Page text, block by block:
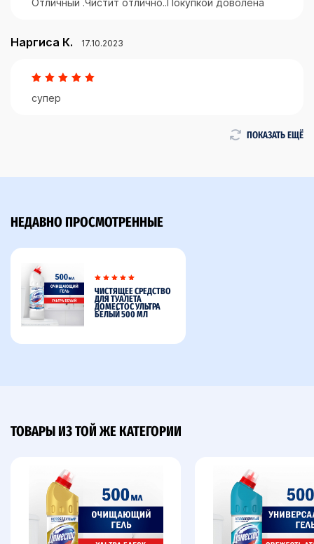
Отличный .Чистит отлично..Покупкой доволена
Наргиса К. 17.10.2023
супер
ПОКАЗАТЬ ЕЩЁ
НЕДАВНО ПРОСМОТРЕННЫЕ
ЧИСТЯЩЕЕ СРЕДСТВО
ДЛЯ ТУАЛЕТА
ДОМЕСТОС УЛЬТРА
БЕЛЫЙ 500 МЛ
ТОВАРЫ ИЗ ТОЙ ЖЕ КАТЕГОРИИ